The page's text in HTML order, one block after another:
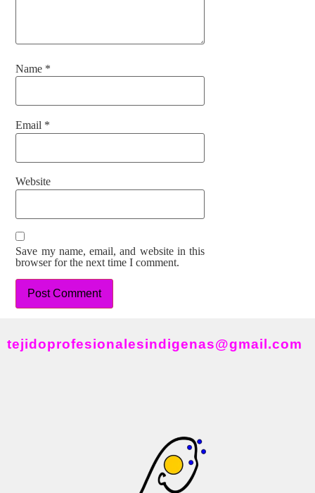
Name *
Email *
Website
Save my name, email, and website in this
browser for the next time I comment.
tejidoprofesionalesindigenas@gmail.com